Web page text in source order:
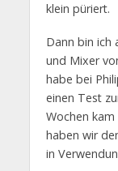
klein püriert.
Dann bin ich
und Mixer
habe bei
einen Test
Wochen
haben wir
in